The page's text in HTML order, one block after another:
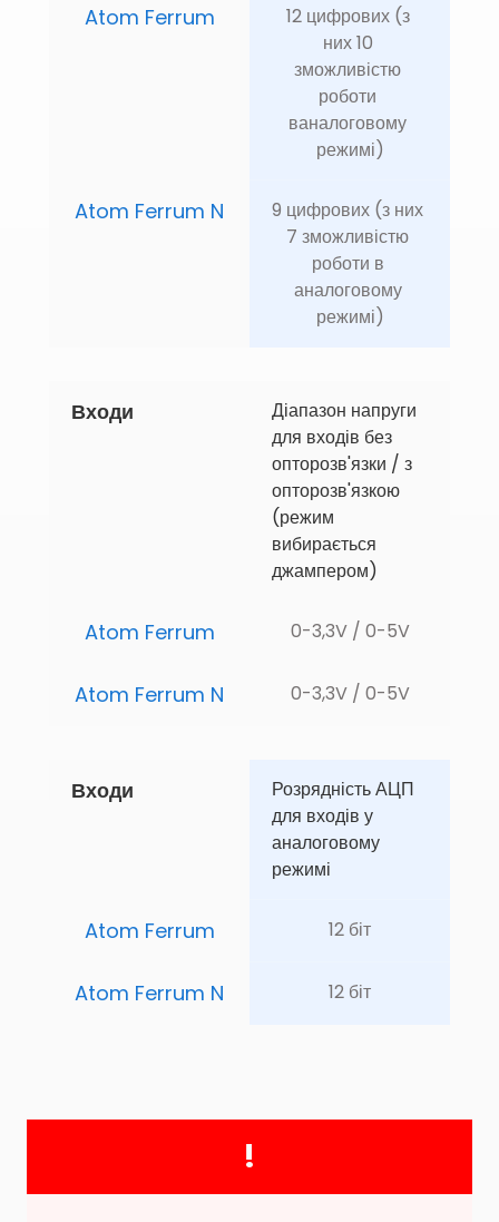
Atom Ferrum
12 цифрових (з
них 10
зможливістю
роботи
ваналоговому
режимі)
Atom Ferrum N
9 цифрових (з них
7 зможливістю
роботи в
аналоговому
режимі)
Входи
Діапазон напруги
для входів без
опторозв'язки / з
опторозв'язкою
(режим
вибирається
джампером)
Atom Ferrum 0-3,3V / 0-5V
Atom Ferrum N 0-3,3V / 0-5V
Входи
Розрядність АЦП
для входів у
аналоговому
режимі
Atom Ferrum 12 біт
Atom Ferrum N 12 біт
!